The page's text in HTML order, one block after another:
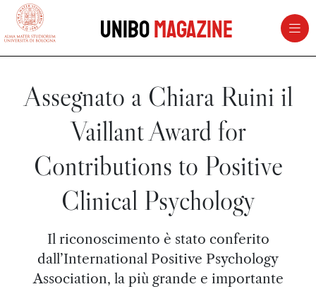
vai al contenuto della pagina
UniboMagazine
Assegnato a Chiara Ruini il
Vaillant Award for
Contributions to Positive
Clinical Psychology
Il riconoscimento è stato conferito
dall’International Positive Psychology
Association, la più grande e importante